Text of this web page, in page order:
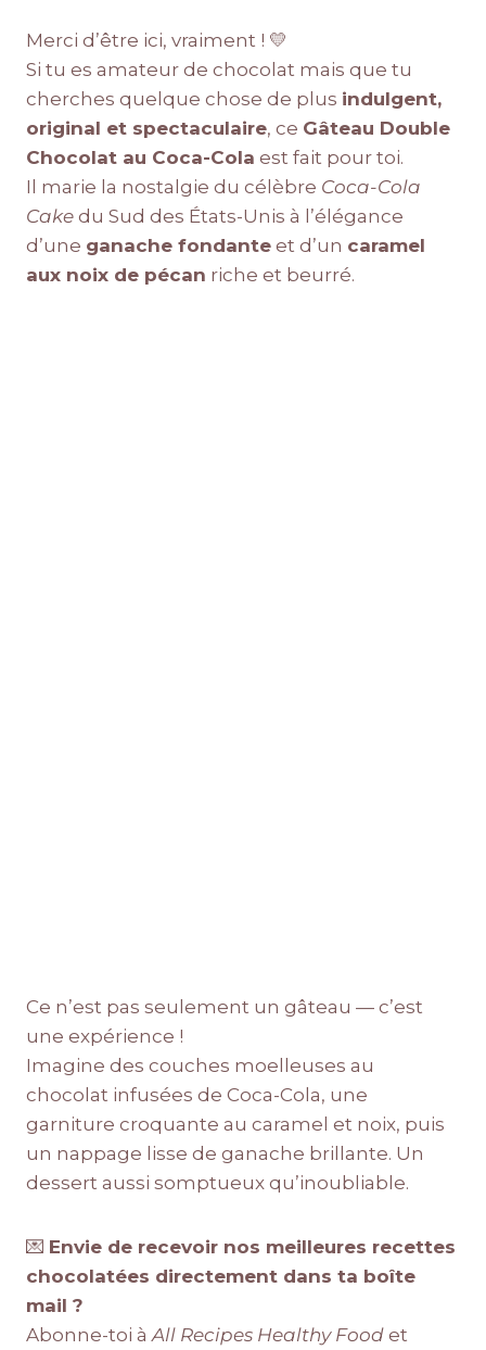
Merci d’être ici, vraiment ! 💛
Si tu es amateur de chocolat mais que tu
cherches quelque chose de plus indulgent,
original et spectaculaire, ce Gâteau Double
Chocolat au Coca-Cola est fait pour toi.
Il marie la nostalgie du célèbre Coca-Cola
Cake du Sud des États-Unis à l’élégance
d’une ganache fondante et d’un caramel
aux noix de pécan riche et beurré.
Ce n’est pas seulement un gâteau — c’est
une expérience !
Imagine des couches moelleuses au
chocolat infusées de Coca-Cola, une
garniture croquante au caramel et noix, puis
un nappage lisse de ganache brillante. Un
dessert aussi somptueux qu’inoubliable.
💌 Envie de recevoir nos meilleures recettes
chocolatées directement dans ta boîte
mail ?
Abonne-toi àAll Recipes Healthy Food et